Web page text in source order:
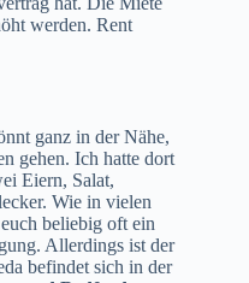
werden. Rent
ganz in der Nähe,
gehen. Ich hatte dort
Eiern, Salat,
Wie in vielen
beliebig oft ein
Allerdings ist der
befindet sich in der